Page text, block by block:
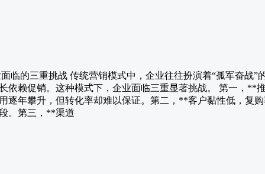
临的三重挑战 传统营销模式中，企业往往扮演着“孤军奋战”
依赖促销。这种模式下，企业面临三重显著挑战。 第一，**
逐年攀升，但转化率却难以保证。第二，**客户黏性低，复
。第三，**渠道